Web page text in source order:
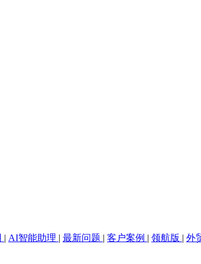
| AI智能助理 | 最新问题 | 客户案例 | 领航版 | 外